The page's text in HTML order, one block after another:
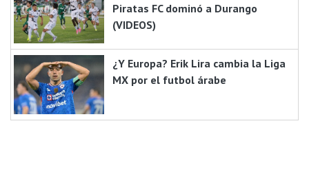
Piratas FC dominó a Durango
(VIDEOS)
¿Y Europa? Erik Lira cambia la Liga
MX por el futbol árabe